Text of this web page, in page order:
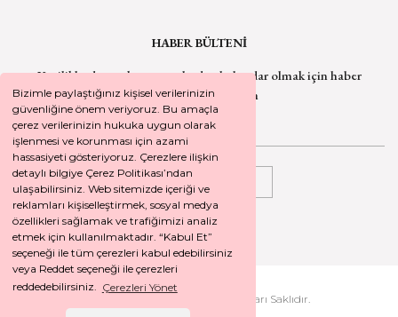
Bizimle paylaştığınız kişisel verilerinizin
güvenliğine önem veriyoruz. Bu amaçla
çerez verilerinizin hukuka uygun olarak
işlenmesi ve korunması için azami
hassasiyeti gösteriyoruz. Çerezlere ilişkin
detaylı bilgiye Çerez Politikası’ndan
ulaşabilirsiniz. Web sitemizde içeriği ve
reklamları kişiselleştirmek, sosyal medya
özellikleri sağlamak ve trafiğimizi analiz
etmek için kullanılmaktadır. “Kabul Et”
seçeneği ile tüm çerezleri kabul edebilirsiniz
veya Reddet seçeneği ile çerezleri
reddedebilirsiniz. Çerezleri Yönet
HABER BÜLTENİ
Yeniliklerden ve kampanyalardan haberdar olmak için haber
bültenimize kaydolun
KAYDOL
2026 © SEYREKOGLU. Tüm Hakları Saklıdır.